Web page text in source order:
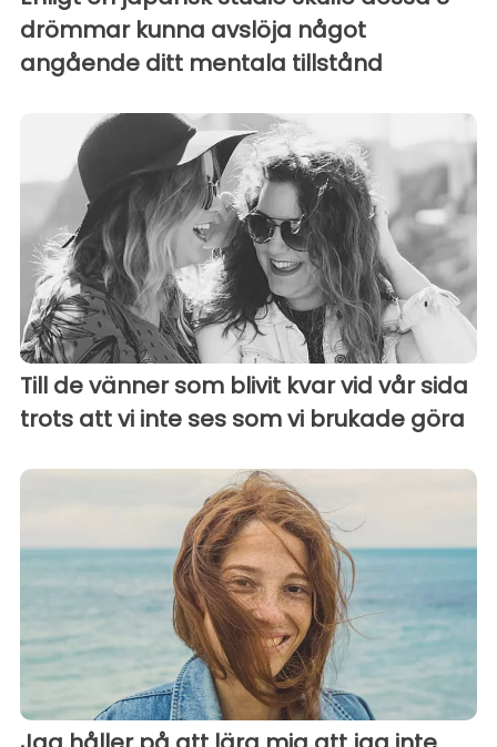
drömmar kunna avslöja något
angående ditt mentala tillstånd
Till de vänner som blivit kvar vid vår sida
trots att vi inte ses som vi brukade göra